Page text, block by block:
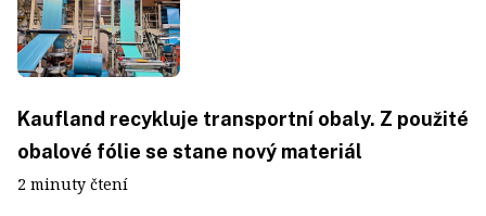
Kaufland recykluje transportní obaly. Z použité
obalové fólie se stane nový materiál
2 minuty čtení